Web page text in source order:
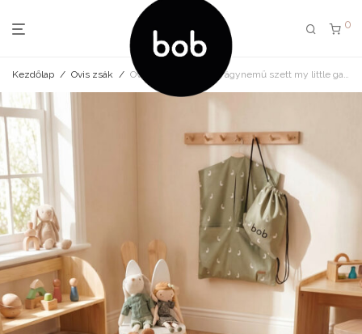
0
Kezdőlap / Ovis zsák / Ovis zsák, tornazsák, ágynemű szett my little garden